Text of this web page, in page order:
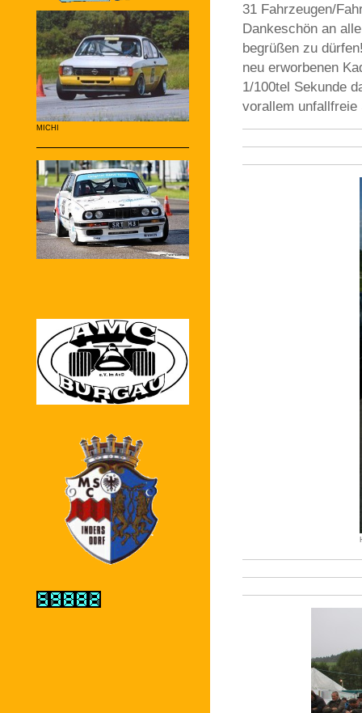
31 Fahrzeugen/
Dankeschön an
begrüßen zu
neu erworbenen
1/100tel Sekunde
vorallem
MICHI